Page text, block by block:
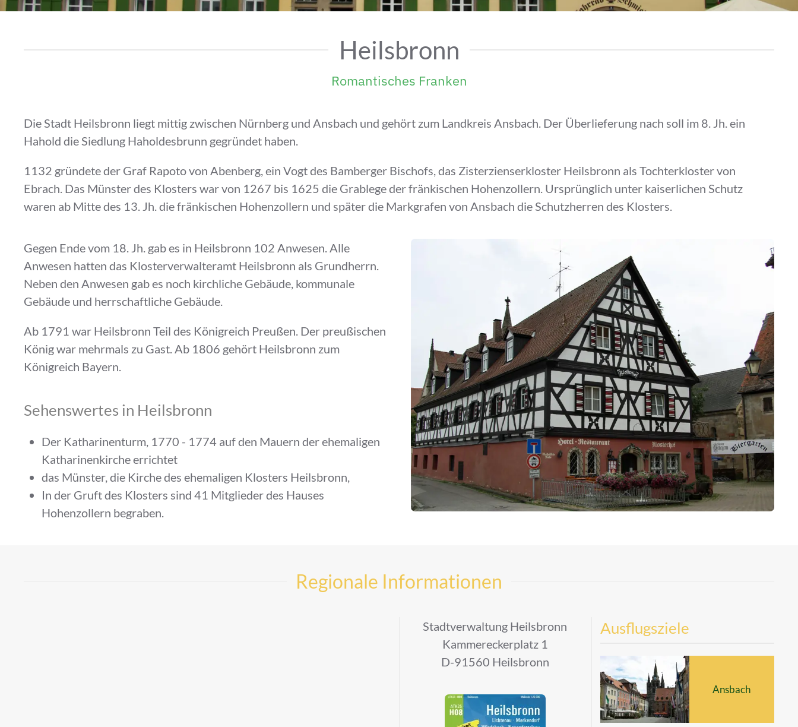
Heilsbronn
Romantisches Franken
Die Stadt Heilsbronn liegt mittig zwischen Nürnberg und Ansbach und gehört zum Landkreis Ansbach. Der Überlieferung nach soll im 8. Jh. ein
Hahold die Siedlung Haholdesbrunn gegründet haben.
1132 gründete der Graf Rapoto von Abenberg, ein Vogt des Bamberger Bischofs, das Zisterzienserkloster Heilsbronn als Tochterkloster von
Ebrach. Das Münster des Klosters war von 1267 bis 1625 die Grablege der fränkischen Hohenzollern. Ursprünglich unter kaiserlichen Schutz
waren ab Mitte des 13. Jh. die fränkischen Hohenzollern und später die Markgrafen von Ansbach die Schutzherren des Klosters.
Gegen Ende vom 18. Jh. gab es in Heilsbronn 102 Anwesen. Alle
Anwesen hatten das Klosterverwalteramt Heilsbronn als Grundherrn.
Neben den Anwesen gab es noch kirchliche Gebäude, kommunale
Gebäude und herrschaftliche Gebäude.
Ab 1791 war Heilsbronn Teil des Königreich Preußen. Der preußischen
König war mehrmals zu Gast. Ab 1806 gehört Heilsbronn zum
Königreich Bayern.
Sehenswertes in Heilsbronn
Der Katharinenturm, 1770 - 1774 auf den Mauern der ehemaligen
Katharinenkirche errichtet
das Münster, die Kirche des ehemaligen Klosters Heilsbronn,
In der Gruft des Klosters sind 41 Mitglieder des Hauses
Hohenzollern begraben.
Regionale Informationen
Stadtverwaltung Heilsbronn
Kammereckerplatz 1
D-91560 Heilsbronn
Ausflugsziele
Ansbach